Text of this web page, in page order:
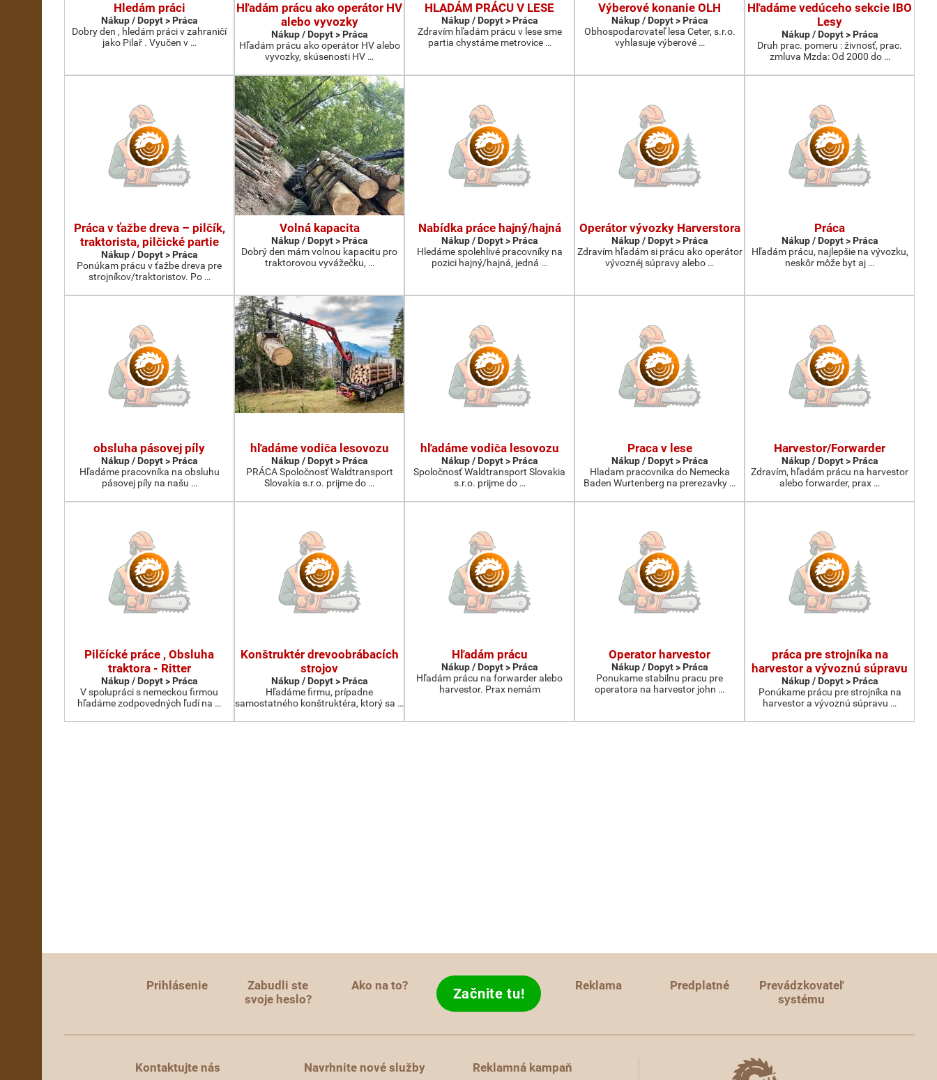
Hledám práci
Nákup / Dopyt > Práca
Dobry den , hledám práci v zahraničí
jako Pilař . Vyučen v …
Hľadám prácu ako operátor HV
alebo vyvozky
Nákup / Dopyt > Práca
Hľadám prácu ako operátor HV alebo
vyvozky, skúsenosti HV …
HLADÁM PRÁCU V LESE
Nákup / Dopyt > Práca
Zdravím hľadám prácu v lese sme
partia chystáme metrovice …
Výberové konanie OLH
Nákup / Dopyt > Práca
Obhospodarovateľ lesa Ceter, s.r.o.
vyhlasuje výberové …
Hľadáme vedúceho sekcie IBO
Lesy
Nákup / Dopyt > Práca
Druh prac. pomeru : živnosť, prac.
zmluva Mzda: Od 2000 do …
Práca v ťažbe dreva – pilčík,
traktorista, pilčické partie
Nákup / Dopyt > Práca
Ponúkam prácu v ťažbe dreva pre
strojníkov/traktoristov. Po …
Volná kapacita
Nákup / Dopyt > Práca
Dobrý den mám volnou kapacitu pro
traktorovou vyvážečku, …
Nabídka práce hajný/hajná
Nákup / Dopyt > Práca
Hledáme spolehlivé pracovníky na
pozici hajný/hajná, jedná …
Operátor vývozky Harverstora
Nákup / Dopyt > Práca
Zdravím hľadám si prácu ako operátor
vývoznéj súpravy alebo …
Práca
Nákup / Dopyt > Práca
Hľadám prácu, najlepšie na vývozku,
neskôr môže byt aj …
obsluha pásovej píly
Nákup / Dopyt > Práca
Hľadáme pracovníka na obsluhu
pásovej píly na našu …
hľadáme vodiča lesovozu
Nákup / Dopyt > Práca
PRÁCA Spoločnosť Waldtransport
Slovakia s.r.o. prijme do …
hľadáme vodiča lesovozu
Nákup / Dopyt > Práca
Spoločnosť Waldtransport Slovakia
s.r.o. prijme do …
Praca v lese
Nákup / Dopyt > Práca
Hladam pracovnika do Nemecka
Baden Wurtenberg na prerezavky …
Harvestor/Forwarder
Nákup / Dopyt > Práca
Zdravím, hľadám prácu na harvestor
alebo forwarder, prax …
Pilčícké práce , Obsluha
traktora - Ritter
Nákup / Dopyt > Práca
V spolupráci s nemeckou firmou
hľadáme zodpovedných ľudí na …
Konštruktér drevoobrábacích
strojov
Nákup / Dopyt > Práca
Hľadáme firmu, prípadne
samostatného konštruktéra, ktorý sa …
Hľadám prácu
Nákup / Dopyt > Práca
Hľadám prácu na forwarder alebo
harvestor. Prax nemám
Operator harvestor
Nákup / Dopyt > Práca
Ponukame stabilnu pracu pre
operatora na harvestor john …
práca pre strojníka na
harvestor a vývoznú súpravu
Nákup / Dopyt > Práca
Ponúkame prácu pre strojníka na
harvestor a vývoznú súpravu …
Prihlásenie
Zabudli ste
svoje heslo?
Ako na to? Začnite tu! Reklama Predplatné
Prevádzkovateľ
systému
Kontaktujte nás Navrhnite nové služby Reklamná kampaň